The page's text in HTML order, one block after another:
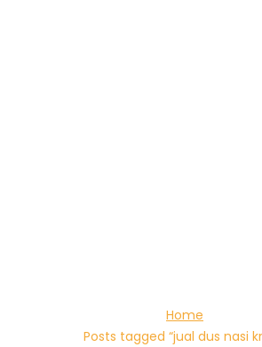
Home
Posts tagged “jual dus nasi